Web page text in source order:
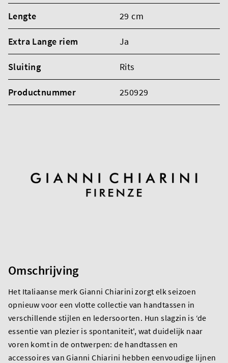
Lengte 29 cm
Extra Lange riem Ja
Sluiting Rits
Productnummer 250929
Omschrijving
Het Italiaanse merk Gianni Chiarini zorgt elk seizoen
opnieuw voor een vlotte collectie van handtassen in
verschillende stijlen en ledersoorten. Hun slagzin is ‘de
essentie van plezier is spontaniteit', wat duidelijk naar
voren komt in de ontwerpen: de handtassen en
accessoires van Gianni Chiarini hebben eenvoudige lijnen